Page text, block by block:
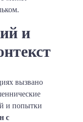
и
вызвано
и попытки
с